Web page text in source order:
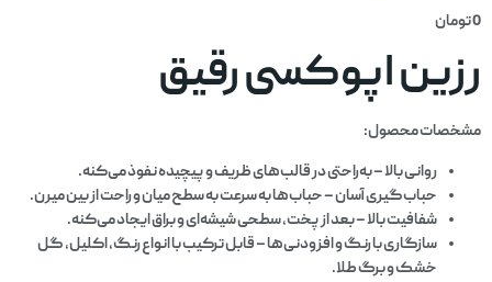
0تومان
رزین اپوکسی رقیق
مشخصات محصول:
روانی بالا– به‌راحتی در قالب‌های ظریف و پیچیده نفوذ می‌کنه.
حباب‌گیری آسان– حباب‌ها به سرعت به سطح میان و راحت از بین میرن.
شفافیت بالا– بعد از پخت، سطحی شیشه‌ای و براق ایجاد می‌کنه.
سازگاری با رنگ و افزودنی‌ها– قابل ترکیب با انواع رنگ‌، اکلیل، گل
خشک و برگ طلا.